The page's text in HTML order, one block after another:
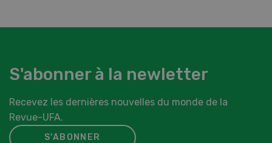
S'abonner à la newletter
Recevez les dernières nouvelles du monde de la
Revue-UFA.
S'ABONNER